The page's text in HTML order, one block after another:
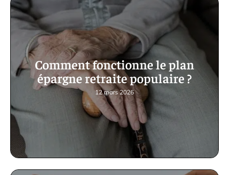
Comment fonctionne le plan
épargne retraite populaire ?
12 mars 2026